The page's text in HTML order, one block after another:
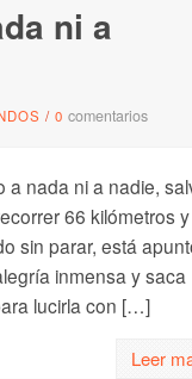
ni a
/ 0 comentarios
a nada ni a nadie,
66 kilómetros y
sin parar, está
inmensa y saca
lucirla con […]
Leer